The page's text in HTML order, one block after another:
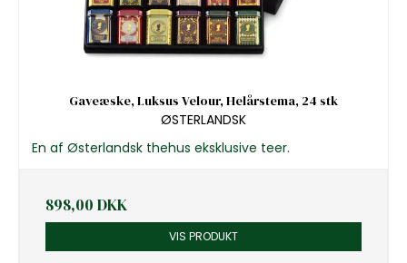
Gaveæske, Luksus Velour, Helårstema, 24 stk
ØSTERLANDSK
En af Østerlandsk thehus eksklusive teer.
898,00 DKK
VIS PRODUKT